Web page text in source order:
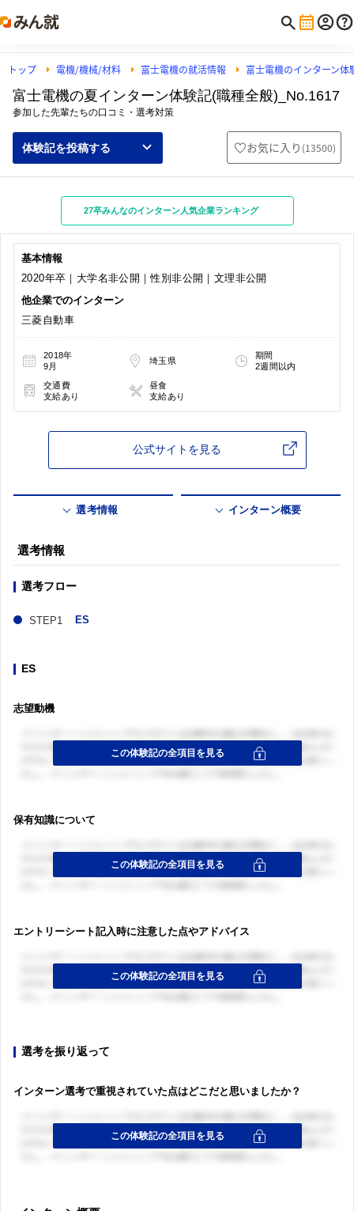
トップ 電機/機械/材料 富士電機の就活情報 富士電機のインターン体
富士電機の夏インターン体験記(職種全般)_No.1617
参加した先輩たちの口コミ・選考対策
体験記を投稿する お気に入り (13500)
27卒みんなのインターン人気企業ランキング
基本情報
2020年卒｜大学名非公開｜性別非公開｜文理非公開
他企業でのインターン
三菱自動車
2018年
9月
埼玉県
期間
2週間以内
交通費
支給あり
昼食
支給あり
公式サイトを見る
選考情報 インターン概要
選考情報
選考フロー
ES
ES
志望動機
保有知識について
エントリーシート記入時に注意した点やアドバイス
選考を振り返って
インターン選考で重視されていた点はどこだと思いましたか？